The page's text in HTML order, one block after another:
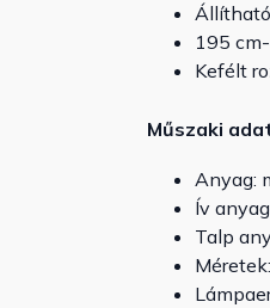
195
Kefélt
Műszaki
Anyag:
Ív
Talp